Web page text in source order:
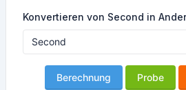
Konvertieren von Second in
Berechnung Probe